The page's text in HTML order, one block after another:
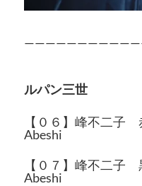
ルパン三世
【０６】峰不二子
Abeshi
【０７】峰不二子
Abeshi